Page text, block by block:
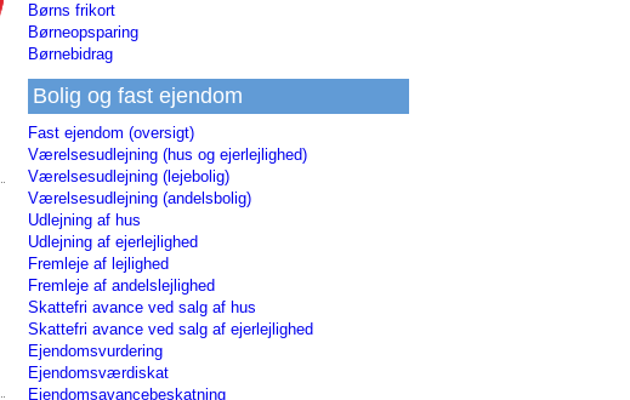
Børns frikort
Børneopsparing
Børnebidrag
Bolig og fast ejendom
Fast ejendom (oversigt)
Værelsesudlejning (hus og ejerlejlighed)
Værelsesudlejning (lejebolig)
Værelsesudlejning (andelsbolig)
Udlejning af hus
Udlejning af ejerlejlighed
Fremleje af lejlighed
Fremleje af andelslejlighed
Skattefri avance ved salg af hus
Skattefri avance ved salg af ejerlejlighed
Ejendomsvurdering
Ejendomsværdiskat
Ejendomsavancebeskatning